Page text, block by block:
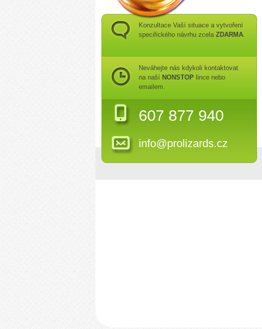
Konzultace Vaší situace a vytvoření
specifického návrhu zcela ZDARMA.
Neváhejte nás kdykoli kontaktovat
na naší NONSTOP lince nebo
emailem.
607 877 940
info@prolizards.cz